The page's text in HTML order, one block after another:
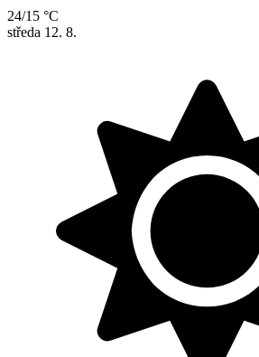
24/15 °C
středa 12. 8.